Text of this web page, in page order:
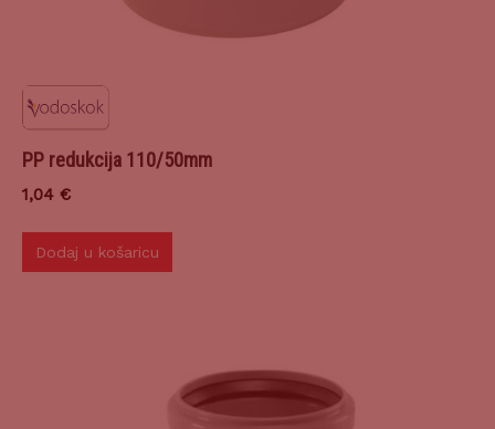
PP redukcija 110/50mm
1,04 €
Dodaj u košaricu